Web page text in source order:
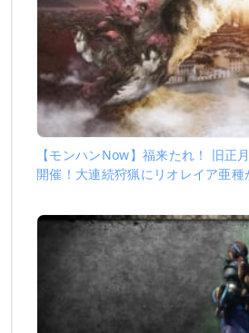
【モンハンNow】福来たれ！ 旧正
開催！大連続狩猟にリオレイア亜種